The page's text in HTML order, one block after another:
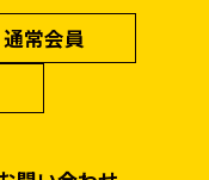
通常会員